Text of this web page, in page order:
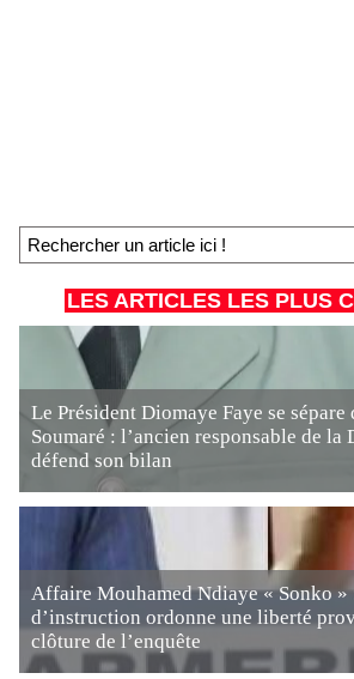
LES ARTICLES LES PLUS
Le Président Diomaye Faye se sépare
Soumaré : l’ancien responsable de la
défend son bilan
Affaire Mouhamed Ndiaye « Sonko »
d’instruction ordonne une liberté
clôture de l’enquête